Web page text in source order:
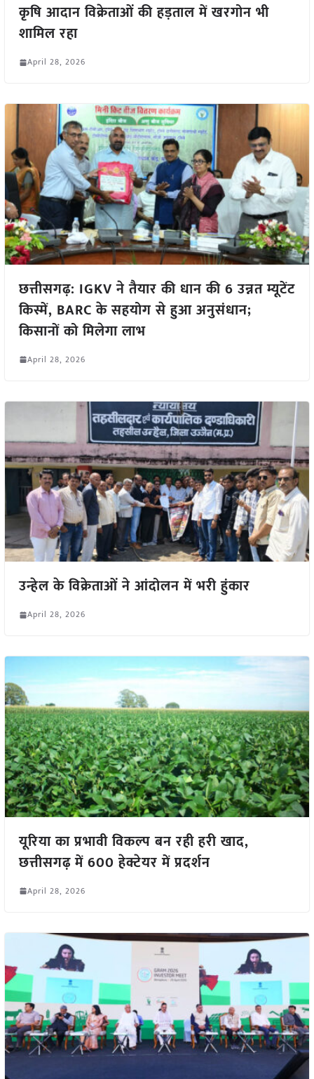
कृषि आदान विक्रेताओं की हड़ताल में खरगोन भी
शामिल रहा
April 28, 2026
छत्तीसगढ़: IGKV ने तैयार की धान की 6 उन्नत म्यूटेंट
किस्में, BARC के सहयोग से हुआ अनुसंधान;
किसानों को मिलेगा लाभ
April 28, 2026
उन्हेल के विक्रेताओं ने आंदोलन में भरी हुंकार
April 28, 2026
यूरिया का प्रभावी विकल्प बन रही हरी खाद,
छत्तीसगढ़ में 600 हेक्टेयर में प्रदर्शन
April 28, 2026